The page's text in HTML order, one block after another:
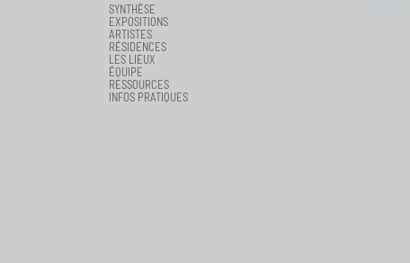
SYNTHÈSE
EXPOSITIONS
ARTISTES
RÉSIDENCES
LES LIEUX
ÉQUIPE
RESSOURCES
INFOS PRATIQUES